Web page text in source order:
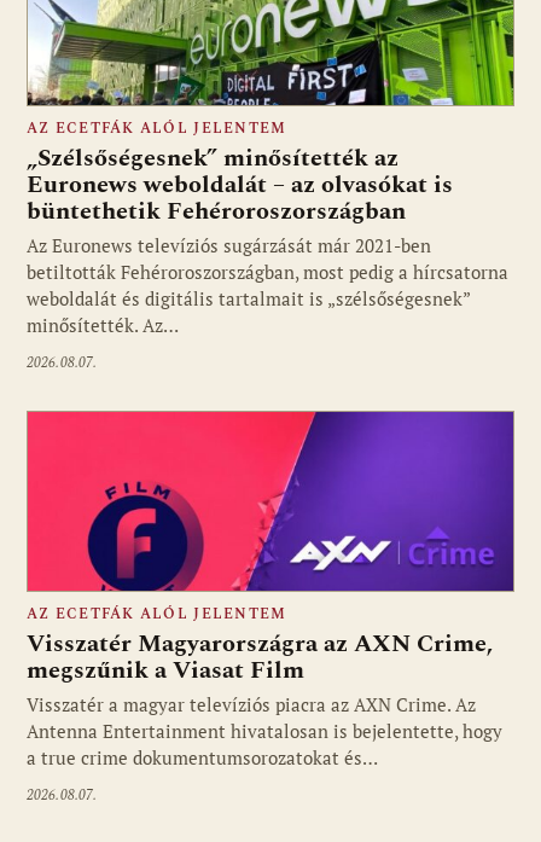
Fotó: media1.hu
AZ ECETFÁK ALÓL JELENTEM
„Szélsőségesnek” minősítették az
Euronews weboldalát – az olvasókat is
büntethetik Fehéroroszországban
Az Euronews televíziós sugárzását már 2021-ben
betiltották Fehéroroszországban, most pedig a hírcsatorna
weboldalát és digitális tartalmait is „szélsőségesnek”
minősítették. Az…
2026.08.07.
Fotó: media1.hu
AZ ECETFÁK ALÓL JELENTEM
Visszatér Magyarországra az AXN Crime,
megszűnik a Viasat Film
Visszatér a magyar televíziós piacra az AXN Crime. Az
Antenna Entertainment hivatalosan is bejelentette, hogy
a true crime dokumentumsorozatokat és…
2026.08.07.